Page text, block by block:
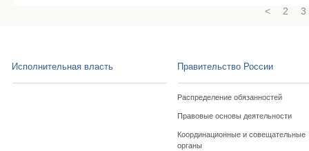
< 2 3
Исполнительная власть Правительство России
Распределение обязанностей
Правовые основы деятельности
Координационные и совещательные
органы